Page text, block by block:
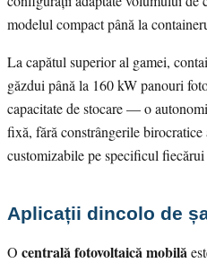
modelul compact până la
La capătul superior al gamei,
găzdui până la 160 kW panouri
capacitate de stocare — o
fixă, fără constrângerile birocratice
customizabile pe specificul
Aplicații dincolo de
O centrală fotovoltaică mobilă